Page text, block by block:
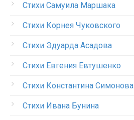
Стихи Самуила Маршака
Стихи Корнея Чуковского
Стихи Эдуарда Асадова
Стихи Евгения Евтушенко
Стихи Константина Симонова
Стихи Ивана Бунина